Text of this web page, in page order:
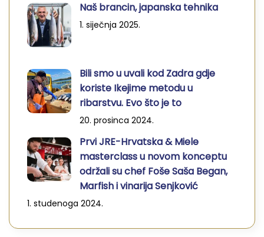
Naš brancin, japanska tehnika
1. siječnja 2025.
Bili smo u uvali kod Zadra gdje
koriste Ikejime metodu u
ribarstvu. Evo što je to
20. prosinca 2024.
Prvi JRE-Hrvatska & Miele
masterclass u novom konceptu
održali su chef Foše Saša Began,
Marfish i vinarija Senjković
1. studenoga 2024.